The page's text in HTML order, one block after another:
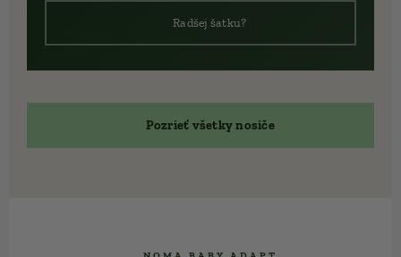
🧶 Radšej šatku?
🛍️ Pozrieť všetky nosiče